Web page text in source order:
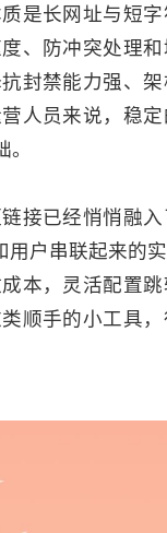
是长网址与短
、防冲突处理
封禁能力强、
人员来说，稳
接已经悄悄融
户串联起来的
本，灵活配置
顺手的小工具，